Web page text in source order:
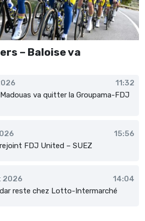
– Baloise va
11:32
va quitter la Groupama-FDJ
15:56
FDJ United – SUEZ
2026
14:04
reste chez Lotto-Intermarché